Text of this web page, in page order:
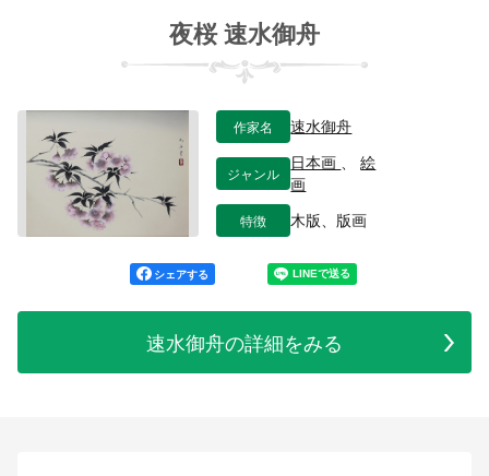
夜桜 速水御舟
作家名 速水御舟
ジャンル
日本画 、絵
画
特徴 木版、版画
シェアする
速水御舟の詳細をみる